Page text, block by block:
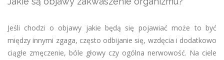
Jeśli chodzi o objawy jakie będą się pojawiać może to być
między innymi zgaga, często odbijanie się, wzdęcia i dodatkowo
ciągłe zmęczenie, bóle głowy czy ogólna nerwowość. Na ciele